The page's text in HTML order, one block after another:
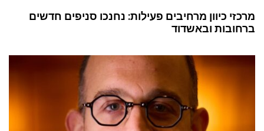
מרכזי כיוון מרחיבים פעילות: נחנכו סניפים חדשים
ברחובות ובאשדוד